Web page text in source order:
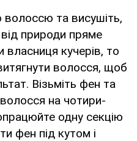
волоссю та висушіть,
природи пряме
кучерів, то
волосся, щоб
Візьміть фен та
волосся на чотири-
одну секцію
фен під кутом і